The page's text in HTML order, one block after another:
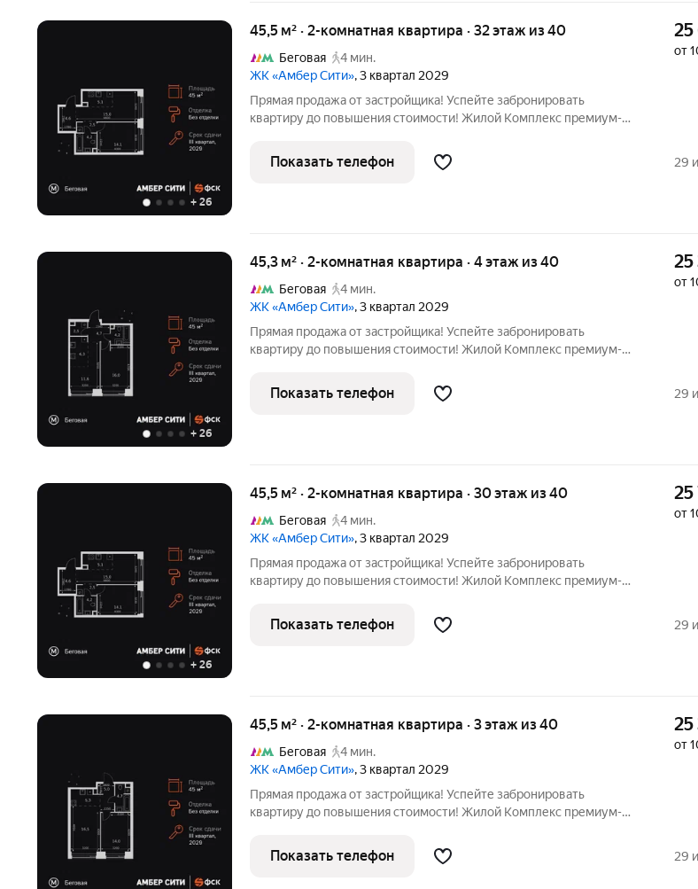
+ 26
45,5 м² · 2-комнатная квартира · 32 этаж из 40
Беговая
4 мин.
ЖК «Амбер Сити», 3 квартал 2029
Прямая продажа от застройщика! Успейте забронировать
квартиру до повышения стоимости! Жилой Комплекс премиум-
кв.м. на 32-м этаже 40 этажного здания. Без отделки. - Мастер-
зона с санузлом.
25
от
Показать телефон 29
+ 26
45,3 м² · 2-комнатная квартира · 4 этаж из 40
Беговая
4 мин.
ЖК «Амбер Сити», 3 квартал 2029
Прямая продажа от застройщика! Успейте забронировать
квартиру до повышения стоимости! Жилой Комплекс премиум-
кв.м. на 4-м этаже 40 этажного здания. Без отделки. - Просторная
спальня, в
от
Показать телефон 29
+ 26
45,5 м² · 2-комнатная квартира · 30 этаж из 40
Беговая
4 мин.
ЖК «Амбер Сити», 3 квартал 2029
Прямая продажа от застройщика! Успейте забронировать
квартиру до повышения стоимости! Жилой Комплекс премиум-
кв.м. на 30-м этаже 40 этажного здания. Без отделки. - Мастер-
зона с санузлом.
25
от
Показать телефон 29
45,5 м² · 2-комнатная квартира · 3 этаж из 40
Беговая
4 мин.
ЖК «Амбер Сити», 3 квартал 2029
Прямая продажа от застройщика! Успейте забронировать
квартиру до повышения стоимости! Жилой Комплекс премиум-
кв.м. на 3-м этаже 40 этажного здания. Без отделки. - Просторная
спальня, в
от
Показать телефон 29